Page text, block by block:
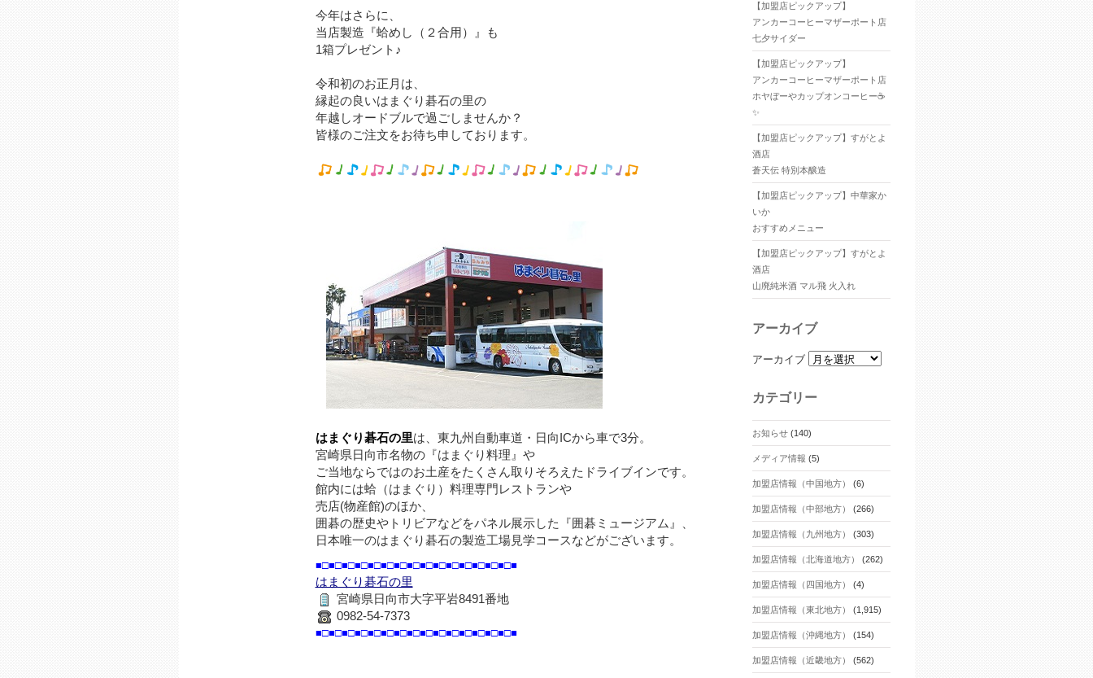
今年はさらに、
当店製造『蛤めし（２合用）』も
1箱プレゼント♪
令和初のお正月は、
縁起の良いはまぐり碁石の里の
年越しオードブルで過ごしませんか？
皆様のご注文をお待ち申しております。
はまぐり碁石の里は、東九州自動車道・日向ICから車で3分。
宮崎県日向市名物の『はまぐり料理』や
ご当地ならではのお土産をたくさん取りそろえたドライブインです。
館内には蛤（はまぐり）料理専門レストランや
売店(物産館)のほか、
囲碁の歴史やトリビアなどをパネル展示した『囲碁ミュージアム』、
日本唯一のはまぐり碁石の製造工場見学コースなどがございます。
■□■□■□■□■□■□■□■□■□■□■□■□■□■□■□■
はまぐり碁石の里
宮崎県日向市大字平岩8491番地
0982-54-7373
■□■□■□■□■□■□■□■□■□■□■□■□■□■□■□■
【加盟店ピックアップ】
アンカーコーヒーマザーポート店
七夕サイダー
【加盟店ピックアップ】
アンカーコーヒーマザーポート店
ホヤぼーやカップオンコーヒー☕
✨
【加盟店ピックアップ】すがとよ
酒店
蒼天伝 特別本醸造
【加盟店ピックアップ】中華家か
いか
おすすめメニュー
【加盟店ピックアップ】すがとよ
酒店
山廃純米酒 マル飛 火入れ
アーカイブ
アーカイブ
カテゴリー
お知らせ(140)
メディア情報 (5)
加盟店情報（中国地方） (6)
加盟店情報（中部地方） (266)
加盟店情報（九州地方） (303)
加盟店情報（北海道地方） (262)
加盟店情報（四国地方） (4)
加盟店情報（東北地方） (1,915)
加盟店情報（沖縄地方） (154)
加盟店情報（近畿地方） (562)